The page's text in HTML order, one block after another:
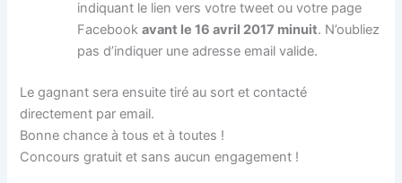
indiquant le lien vers votre tweet ou votre page
Facebookavant le 16 avril 2017 minuit. N’oubliez
pas d’indiquer une adresse email valide.
Le gagnant sera ensuite tiré au sort et contacté
directement par email.
Bonne chance à tous et à toutes !
Concours gratuit et sans aucun engagement !